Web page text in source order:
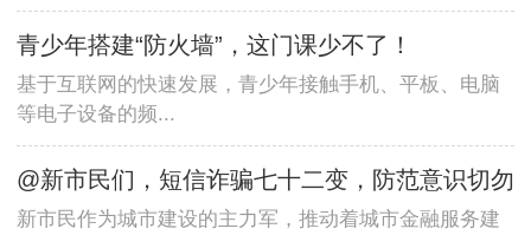
青少年搭建“防火墙”，这门课少不了！
基于互联网的快速发展，青少年接触手机、平板、电脑
等电子设备的频...
@新市民们，短信诈骗七十二变，防范意识切勿
新市民作为城市建设的主力军，推动着城市金融服务建